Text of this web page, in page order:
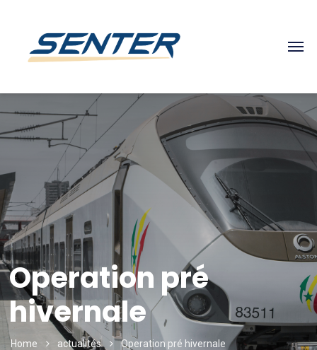
Operation pré
hivernale
Home actualités Operation pré hivernale